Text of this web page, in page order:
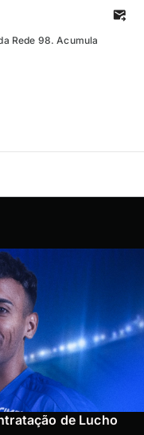
Rede 98. Acumula
de Lucho